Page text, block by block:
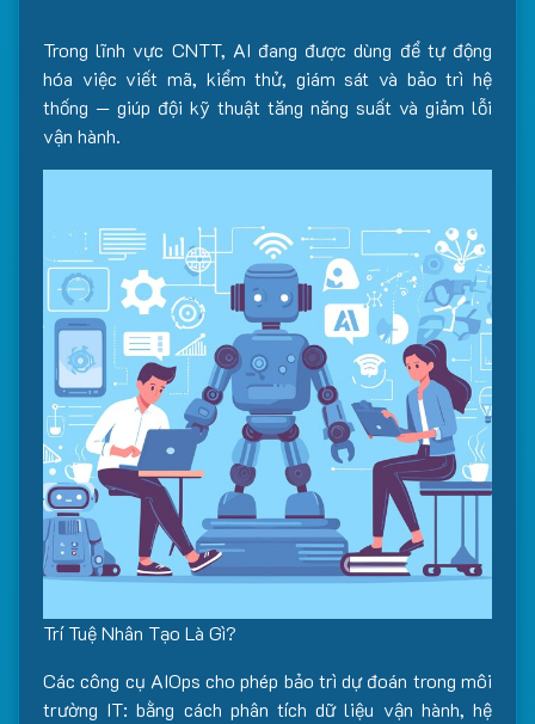
Trong lĩnh vực CNTT, AI đang được dùng để tự động
hóa việc viết mã, kiểm thử, giám sát và bảo trì hệ
thống — giúp đội kỹ thuật tăng năng suất và giảm lỗi
vận hành.
Trí Tuệ Nhân Tạo Là Gì?
Các công cụ AIOps cho phép bảo trì dự đoán trong môi
trường IT: bằng cách phân tích dữ liệu vận hành, hệ